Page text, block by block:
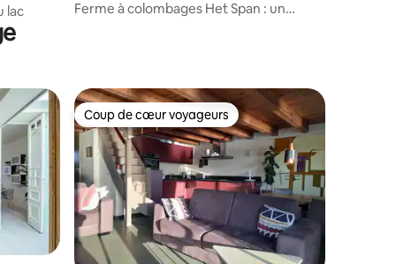
lac
Ferme à colombages Het Span : un
Coup de cœur voyageurs
Coup de cœur voyageurs